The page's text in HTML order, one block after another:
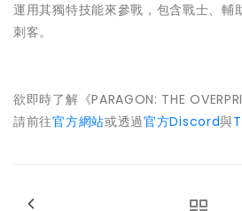
運用其獨特技能來參戰，包含戰士、輔
刺客。
欲即時了解《PARAGON: THE
請前往官方網站或透過官方Discord與